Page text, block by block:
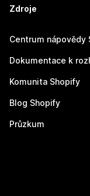
Zdroje
Centrum nápovědy
Dokumentace k
Komunita Shopify
Blog Shopify
Průzkum